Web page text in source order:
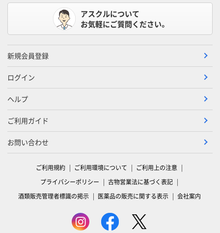
アスクルについて
お気軽にご質問ください。
新規会員登録
ログイン
ヘルプ
ご利用ガイド
お問い合わせ
ご利用規約 ご利用環境について
ご利用上の注意
プライバシーポリシー
古物営業法に基づく表記
酒類販売管理者標識の掲示
医薬品の販売に関する表示 会社案内